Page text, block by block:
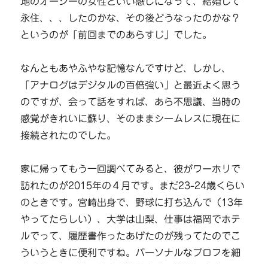
永住、、、したのかな、その後どうなったのかな？
というのが「前回までのあらすじ」でした。
なんともあやふやな記憶なんですけど、しかし、
「アナログはデジタルの百倍強い」と最近よく思う
のですが、会って話をすれば、あら不思議、当時の
感覚がきれいに蘇り、そのままシームレスに現在に
接続されたのでした。
家に帰ってもう一回調べてみると、彼がワーホリで
訪れたのが2015年の４月です。まだ23-24歳くらい
のときです。宮崎出身で、野球に打ち込んで（13年
やってたらしい）、大学は山梨、仕事は福岡でホテ
ルでって、履歴書作ったあげたのが残ってたのでこ
ういうときに便利ですね。パーソナルなプロフを細